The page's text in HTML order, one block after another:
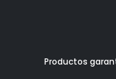
Productos